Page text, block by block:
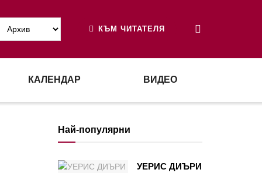
КЪМ ЧИТАТЕЛЯ
КАЛЕНДАР ВИДЕО
Най-популярни
УЕРИС ДИЪРИ